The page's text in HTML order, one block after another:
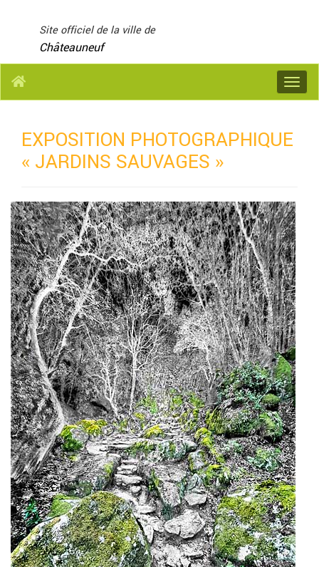
Site officiel de la ville de
Châteauneuf
Menu
EXPOSITION PHOTOGRAPHIQUE
« JARDINS SAUVAGES »